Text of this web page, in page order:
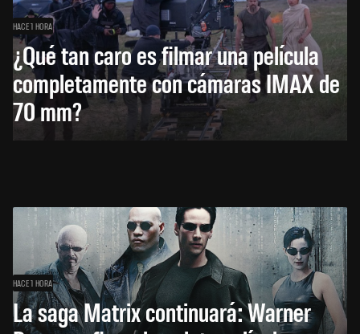
HACE 1 HORA
¿Qué tan caro es filmar una película
completamente con cámaras IMAX de
70 mm?
HACE 1 HORA
La saga Matrix continuará: Warner